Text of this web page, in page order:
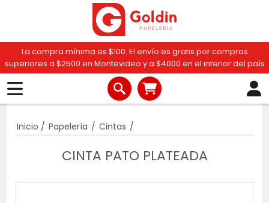
La compra mínima es $100. El envío es gratis por compras
superiores a $2500 en Montevideo y a $4000 en el interior del país
Inicio / Papelería / Cintas /
CINTA PATO PLATEADA